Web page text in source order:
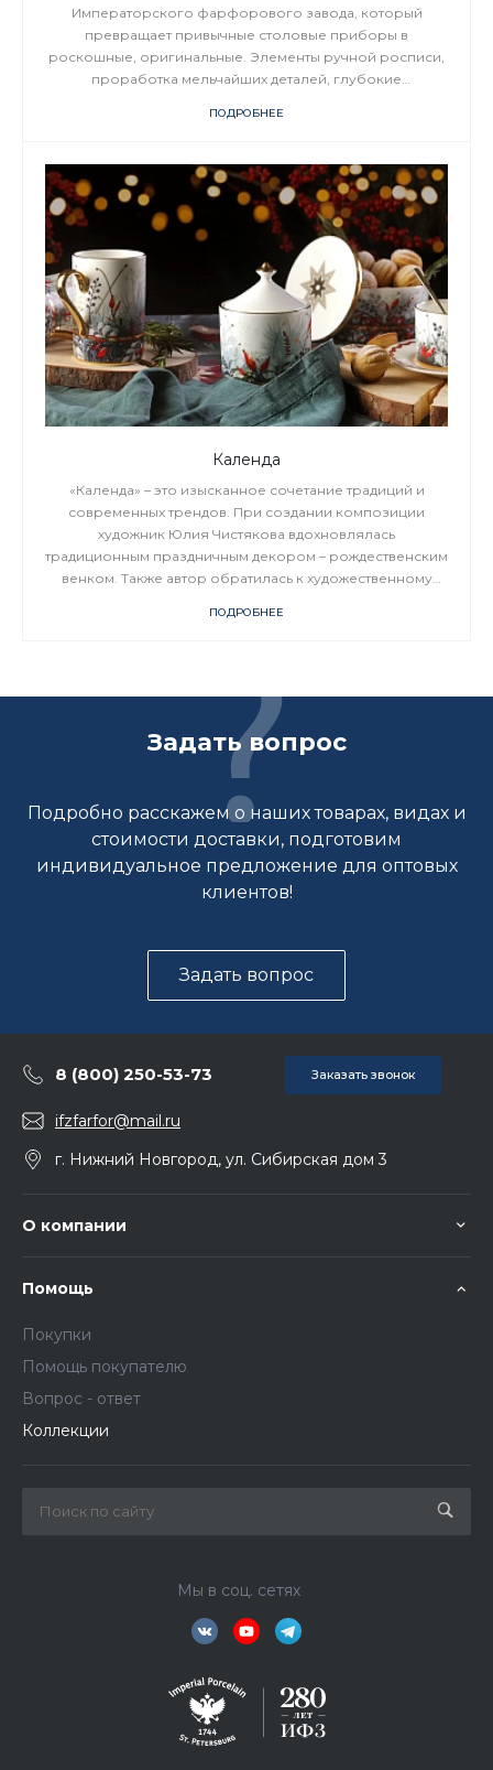
Императорского фарфорового завода, который
превращает привычные столовые приборы в
роскошные, оригинальные. Элементы ручной росписи,
проработка мельчайших деталей, глубокие
дизайнерского искусства. Узор из невесомых ажурных
точностью исполнения. Паутинка создает яркие
визуальные эффекты, аксессуары кажутся объемными,
переливаются всеми оттенками синего. Броский акцент
— золотые бантики, венчающие каждую клеточку
ПОДРОБНЕЕ
Календа
«Календа» – это изысканное сочетание традиций и
современных трендов. При создании композиции
художник Юлия Чистякова вдохновлялась
традиционным праздничным декором – рождественским
венком. Также автор обратилась к художественному
композициям одного из ведущих живописцев по
ПОДРОБНЕЕ
Задать вопрос
Подробно расскажем о наших товарах, видах и
стоимости доставки, подготовим
индивидуальное предложение для оптовых
клиентов!
Задать вопрос
8 (800) 250-53-73 Заказать звонок
ifzfarfor@mail.ru
г. Нижний Новгород, ул. Сибирская дом 3
О компании
Помощь
Покупки
Помощь покупателю
Вопрос - ответ
Коллекции
Мы в соц. сетях